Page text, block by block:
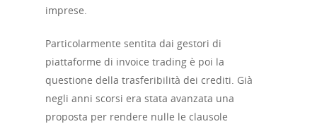
imprese.
Particolarmente sentita dai gestori di
piattaforme di invoice trading è poi la
questione della trasferibilità dei crediti. Già
negli anni scorsi era stata avanzata una
proposta per rendere nulle le clausole